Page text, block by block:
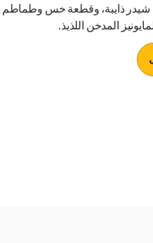
شيدر ذايبة، وقطعة خس وطماطم
المدخن اللذيذ.